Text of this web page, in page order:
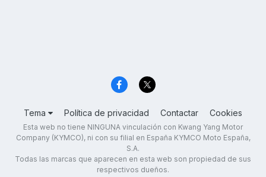
Tema Política de privacidad Contactar Cookies
Esta web no tiene NINGUNA vinculación con Kwang Yang Motor
Company (KYMCO), ni con su filial en España KYMCO Moto España,
S.A.
Todas las marcas que aparecen en esta web son propiedad de sus
respectivos dueños.